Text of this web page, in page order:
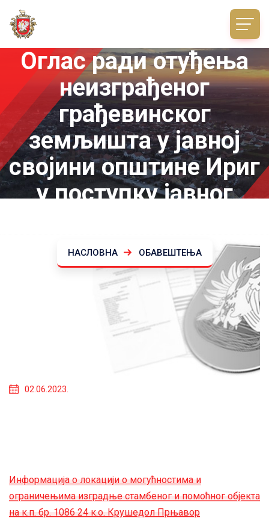
Оглас ради отуђења
неизграђеног
грађевинског
земљишта у јавној
својини општине Ириг
у поступку јавног
НАСЛОВНА ОБАВЕШТЕЊА
02.06.2023.
Информација о локацији о могућностима и
ограничењима изградње стамбеног и помоћног објекта
на к.п. бр. 1086 24 к.о. Крушедол Прњавор